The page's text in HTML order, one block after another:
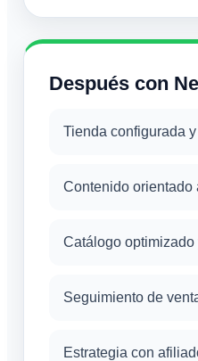
Después con
Tienda configurada
Contenido orientado
Catálogo optimizado
Seguimiento de
Estrategia con